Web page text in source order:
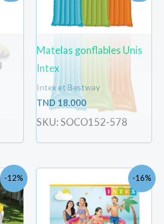
Matelas gonflables Unis
Intex
Intex et Bestway
TND 18.000
SKU: SOCO152-578
-12%
Le
prix
actuel
est :
TND
-16%
prix
initial
était :
TND
Le
prix